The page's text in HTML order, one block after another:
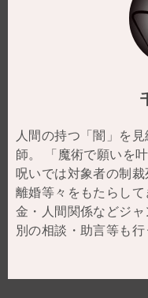
人間の持つ「闇」を
師。 「魔術で願いを
呪いでは対象者の制
離婚等々をもたらし
金・人間関係などジ
別の相談・助言等も行